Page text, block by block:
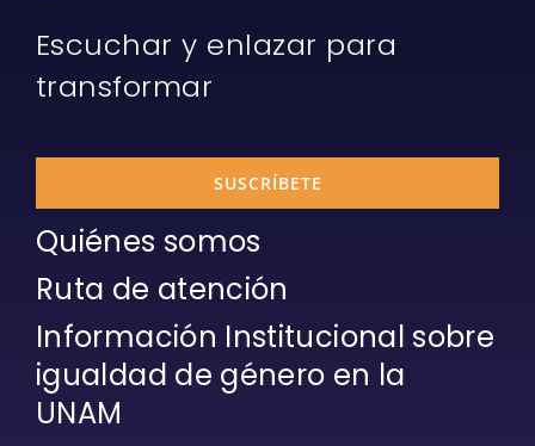
Escuchar y enlazar para
transformar
SUSCRÍBETE
Quiénes somos
Ruta de atención
Información Institucional sobre
igualdad de género en la
UNAM